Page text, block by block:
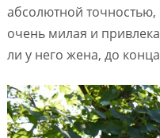
абсолютной точностью,
очень милая и
ли у него жена, до